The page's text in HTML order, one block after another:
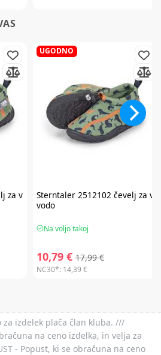
za v
UGODNO
Sterntaler2512102 čevelj za v
vodo
Na voljo takoj
10,79 € 17,99 €
NC30*: 14,39 €
za izdelek plača član kluba. ///
na ceno izdelka, in velja za
- Popust, ki se obračuna na ceno